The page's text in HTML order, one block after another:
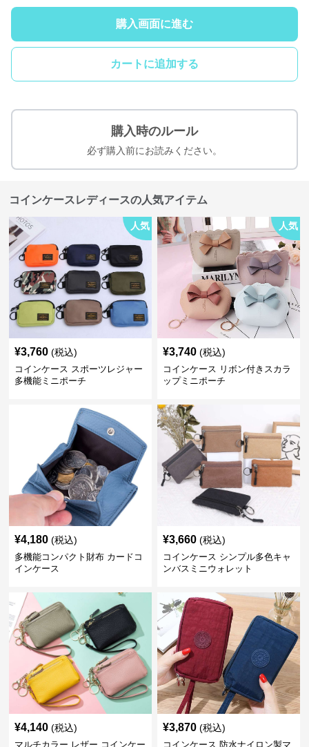
購入画面に進む
カートに追加する
購入時のルール
必ず購入前にお読みください。
コインケースレディースの人気アイテム
人気
¥3,760 (税込)
コインケース スポーツレジャー
多機能ミニポーチ
人気
¥3,740 (税込)
コインケース リボン付きスカラ
ップミニポーチ
¥4,180 (税込)
多機能コンパクト財布 カードコ
インケース
¥3,660 (税込)
コインケース シンプル多色キャ
ンバスミニウォレット
¥4,140 (税込)
マルチカラー レザー コインケー
¥3,870 (税込)
コインケース 防水ナイロン製マ